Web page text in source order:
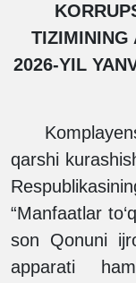
TIZIMINING
2026-YIL
qarshi
“Manfaatlar
son Qonuni
apparati